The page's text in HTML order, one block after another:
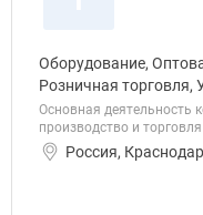
Оборудование,
Розничная торговля,
Основная деятельность
производство и
Россия,